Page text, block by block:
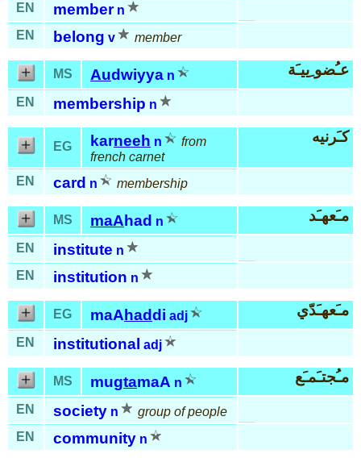
EN member n
EN
belong v member
MS Audwiyya n عـُضو ِييـَة
EN membership n
EG karneeh n
from
french carnet
كـَرنيه
EN card n membership
MS maAhad n مـَعهـَد
EN institute n
EN
institution n
EG maAhaddi adj مـَعهـَدّي
EN institutional adj
MS mugtamaA n مـُجتـَمـَع
EN society n
group of people
EN
community n